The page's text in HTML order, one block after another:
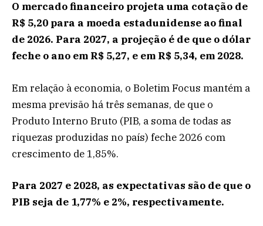
O mercado financeiro projeta uma cotação de
R$ 5,20 para a moeda estadunidense ao final
de 2026. Para 2027, a projeção é de que o dólar
feche o ano em R$ 5,27, e em R$ 5,34, em 2028.
Em relação à economia, o Boletim Focus mantém a
mesma previsão há três semanas, de que o
Produto Interno Bruto (PIB, a soma de todas as
riquezas produzidas no país) feche 2026 com
crescimento de 1,85%.
Para 2027 e 2028, as expectativas são de que o
PIB seja de 1,77% e 2%, respectivamente.